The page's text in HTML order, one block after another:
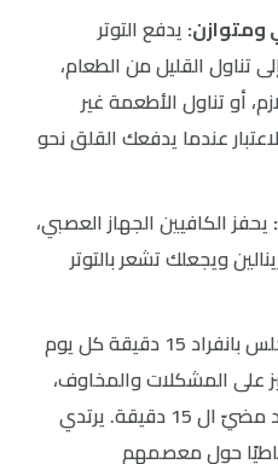
ومتوازن:يدفع التوتر
القليل من الطعام،
أو تناول الأطعمة غير
عندما يدفعك القلق نحو
يحفز الكافيين الجهاز العصبي،
ويجعلك تشعر بالتوتر
اجلس بانفراد 15 دقيقة كل يوم
على المشكلات والمخاوف،
ثم تعهد بالتخلي عنها بعد مضيّ ال 15 دقيقة. يرتدي
حول معصمهم